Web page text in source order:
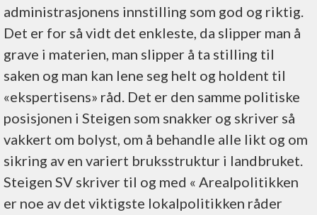
administrasjonens innstilling som god og riktig.
Det er for så vidt det enkleste, da slipper man å
grave i materien, man slipper å ta stilling til
saken og man kan lene seg helt og holdent til
«ekspertisens» råd. Det er den samme politiske
posisjonen i Steigen som snakker og skriver så
vakkert om bolyst, om å behandle alle likt og om
sikring av en variert bruksstruktur i landbruket.
Steigen SV skriver til og med « Arealpolitikken
er noe av det viktigste lokalpolitikken råder